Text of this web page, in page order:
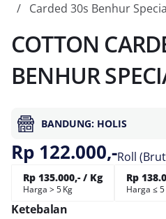
Carded 30s Benhur
COTTON
BENHUR
BANDUNG: HOLIS
Rp 122.000,-Roll
Rp 135.000,- / Kg
Harga > 5 Kg
Rp
Harga ≤ 5
Ketebalan